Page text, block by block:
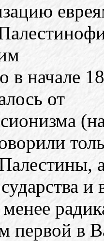
в начале
от
первой в